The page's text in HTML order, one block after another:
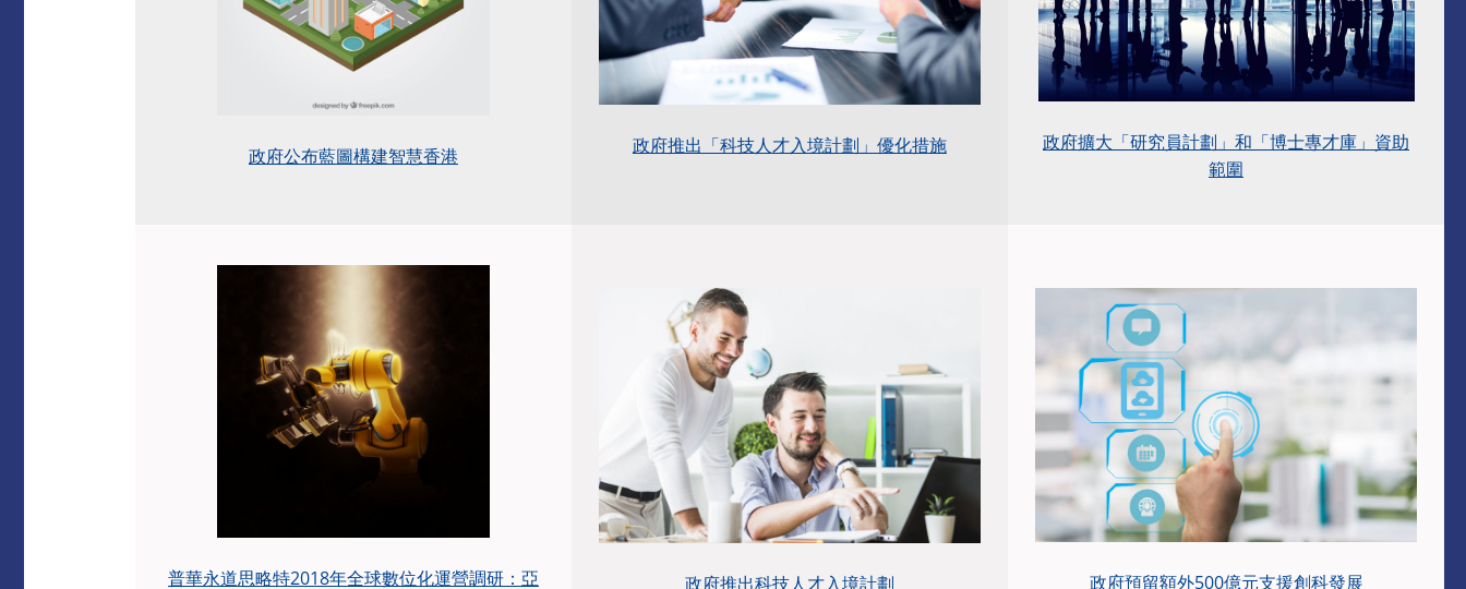
政府公布藍圖構建智慧香港 政府推出「科技人才入境計劃」優化措施
政府擴大「研究員計劃」和「博士專才庫」資助
範圍
普華永道思略特2018年全球數位化運營調研：亞 政府推出科技人才入境計劃 政府預留額外500億元支援創科發展